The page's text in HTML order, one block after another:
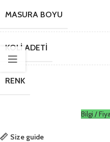
MASURA BOYU
KOLI ADETI
RENK
Bilgi /
Size guide